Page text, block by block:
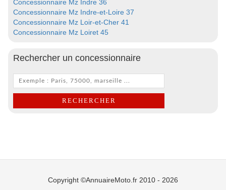
Concessionnaire Mz Indre 36
Concessionnaire Mz Indre-et-Loire 37
Concessionnaire Mz Loir-et-Cher 41
Concessionnaire Mz Loiret 45
Rechercher un concessionnaire
Copyright ©AnnuaireMoto.fr 2010 - 2026